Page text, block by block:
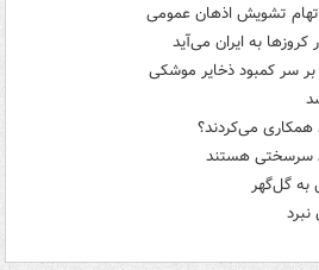
به ایران می‌آید
سر کمبود ذخایر موشکی
همکاری می‌کردند؟
سرسختی هستند
به گل‌گهر
نبرد